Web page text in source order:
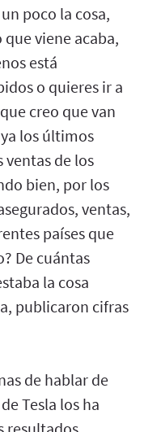
poco la cosa,
viene acaba,
está
o quieres ir a
creo que van
los últimos
ventas de los
bien, por los
ventas,
países que
De cuántas
la cosa
publicaron cifras
de hablar de
Tesla los ha